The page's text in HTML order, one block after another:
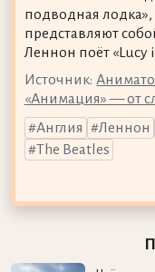
подводная
представляют
Леннон поёт «Lucy
Источник:
«Анимация» — от
Англия
Леннон
The Beatles